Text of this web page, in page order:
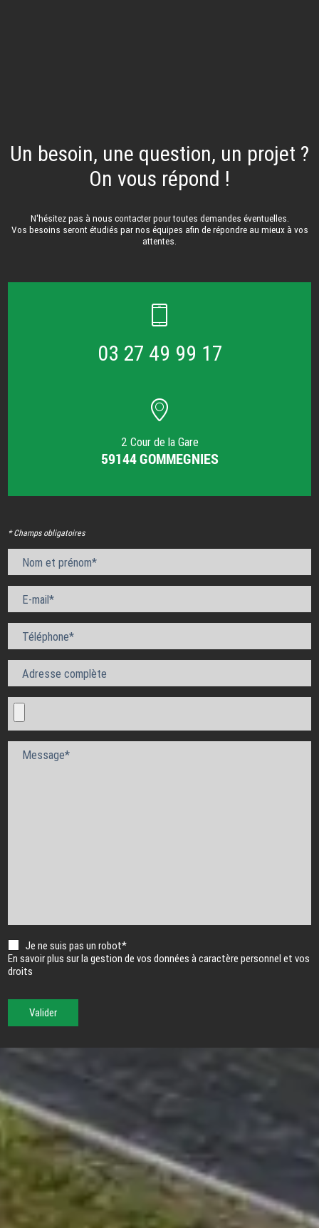
Un besoin, une question, un projet ?
On vous répond !
N'hésitez pas à nous contacter pour toutes demandes éventuelles.
Vos besoins seront étudiés par nos équipes afin de répondre au mieux à vos
attentes.
03 27 49 99 17
2 Cour de la Gare
59144 GOMMEGNIES
* Champs obligatoires
Nom et prénom*
E-mail*
Téléphone*
Adresse complète
Message*
Je ne suis pas un robot*
En savoir plus sur la gestion de vos données à caractère personnel et vos
droits
Valider